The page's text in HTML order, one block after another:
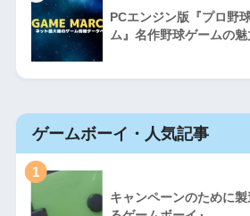
PCエンジン版『プロ野
ム』名作野球ゲームの魅
ゲームボーイ・人気記事
1
キャンペーンのために